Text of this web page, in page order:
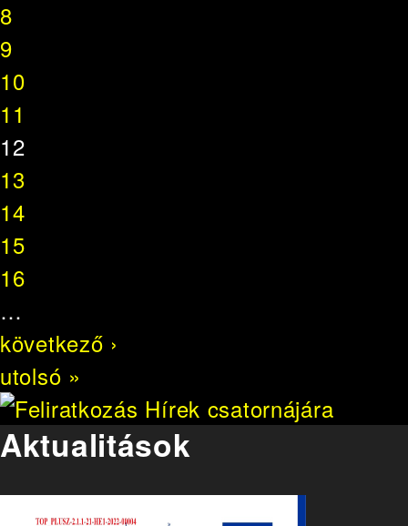
8
9
10
11
12
13
14
15
16
…
következő ›
utolsó »
Aktualitások